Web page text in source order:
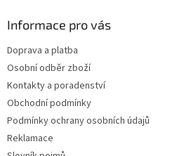
Informace pro vás
Doprava a platba
Osobní odběr zboží
Kontakty a poradenství
Obchodní podmínky
Podmínky ochrany osobních údajů
Reklamace